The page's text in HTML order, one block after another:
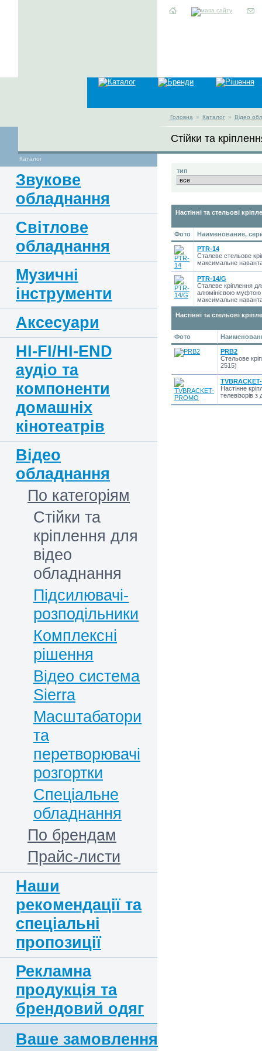
Головна » Каталог » Відео
Стійки та
Каталог
Звукове
обладнання
Світлове
обладнання
Музичні
інструменти
Аксесуари
HI-FI/HI-END
аудіо та
компоненти
домашніх
кінотеатрів
Відео
обладнання
По категоріям
Стійки та
кріплення для
відео
обладнання
Підсилювачі-
розподільники
Комплексні
рішення
Відео система
Sierra
Масштабатори
та
перетворювачі
розгортки
Спеціальне
обладнання
По брендам
Прайс-листи
Наши
рекомендації та
спеціальні
пропозиції
Рекламна
продукція та
брендовий одяг
Ваше замовлення
тип
Настінні та стельові
Фото Наименование,
PTR-14
Сталеве стельове
максимальне
PTR-14/G
Сталеве кріплення
алюмінієвою муфтою
максимальне
Настінні та стельові
Фото
PRB2
Стельове
2515)
Настінне
телевізорів